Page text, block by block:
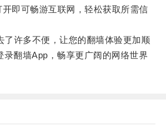
可畅游互联网，轻松获取所需信
许多不便，让您的翻墙体验更加顺
录翻墙App，畅享更广阔的网络世界